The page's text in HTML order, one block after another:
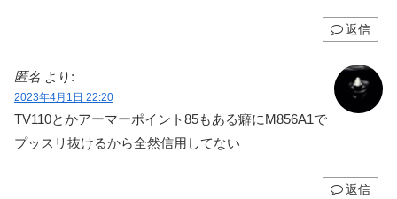
返信
匿名 より:
2023年4月1日 22:20
TV110とかアーマーポイント85もある癖にM856A1で
プッスリ抜けるから全然信用してない
返信